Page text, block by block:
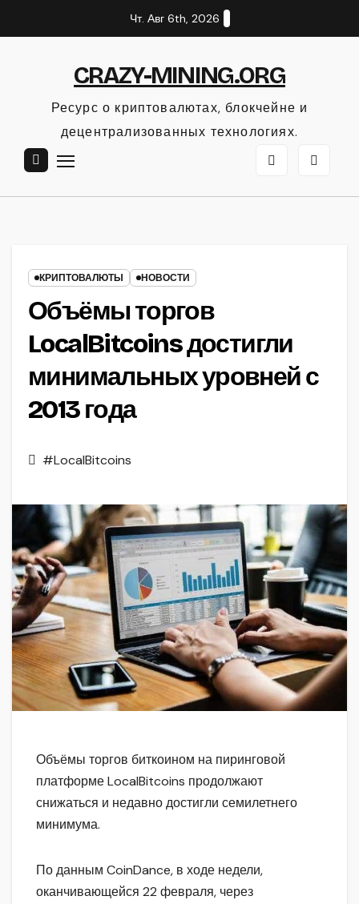
к
Чт. Авг 6th, 2026
CRAZY-MINING.ORG
Ресурс о криптовалютах, блокчейне и
децентрализованных технологиях.
КРИПТОВАЛЮТЫ НОВОСТИ
Объёмы торгов
LocalBitcoins достигли
минимальных уровней с
2013 года
#LocalBitcoins
Объёмы торгов биткоином на пиринговой
платформе LocalBitcoins продолжают
снижаться и недавно достигли семилетнего
минимума.
По данным CoinDance, в ходе недели,
оканчивающейся 22 февраля, через